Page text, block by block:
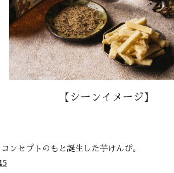
【シーンイメージ】
セプトのもと誕生した芋けんぴ。​